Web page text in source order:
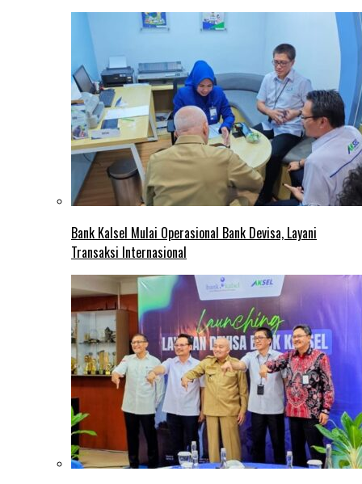
Bank Kalsel Mulai Operasional Bank Devisa, Layani
Transaksi Internasional